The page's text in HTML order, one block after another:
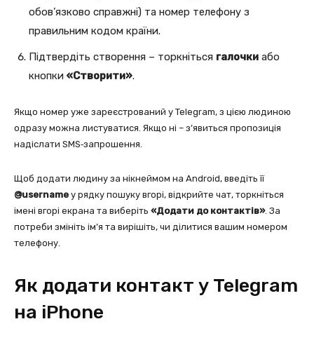
обов’язково справжні) та номер телефону з
правильним кодом країни.
Підтвердіть створення – торкніться галочки або
кнопки «Створити».
Якщо номер уже зареєстрований у Telegram, з цією людиною
одразу можна листуватися. Якщо ні – з’явиться пропозиція
надіслати SMS‑запрошення.
Щоб додати людину за нікнеймом на Android, введіть її
@username у рядку пошуку вгорі, відкрийте чат, торкніться
імені вгорі екрана та виберіть «Додати до контактів». За
потреби змініть ім’я та вирішіть, чи ділитися вашим номером
телефону.
Як додати контакт у Telegram
на iPhone